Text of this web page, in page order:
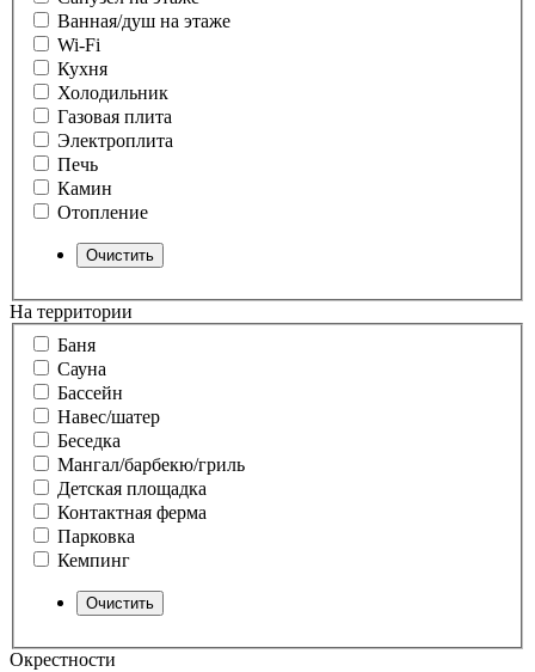
Ванная/душ на этаже
Wi-Fi
Кухня
Холодильник
Газовая плита
Электроплита
Печь
Камин
Отопление
На территории
Баня
Сауна
Бассейн
Навес/шатер
Беседка
Мангал/барбекю/гриль
Детская площадка
Контактная ферма
Парковка
Кемпинг
Окрестности